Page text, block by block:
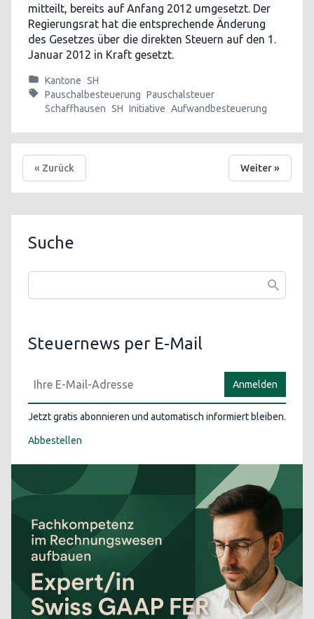
mitteilt, bereits auf Anfang 2012 umgesetzt. Der
Regierungsrat hat die entsprechende Änderung
des Gesetzes über die direkten Steuern auf den 1.
Januar 2012 in Kraft gesetzt.
Kantone SH
Pauschalbesteuerung Pauschalsteuer
Schaffhausen SH Initiative Aufwandbesteuerung
« Zurück Weiter »
Suche
Steuernews per E-Mail
Anmelden
Jetzt gratis abonnieren und automatisch informiert bleiben.
Abbestellen